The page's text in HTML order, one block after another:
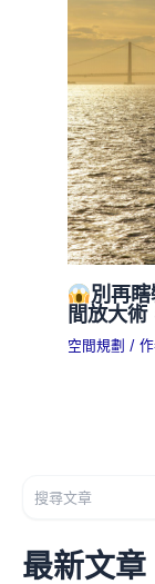
別再
間放大術
空間規劃 / 作
最新文章